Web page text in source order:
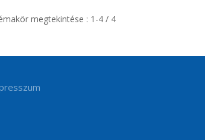
megtekintése : 1-4 / 4